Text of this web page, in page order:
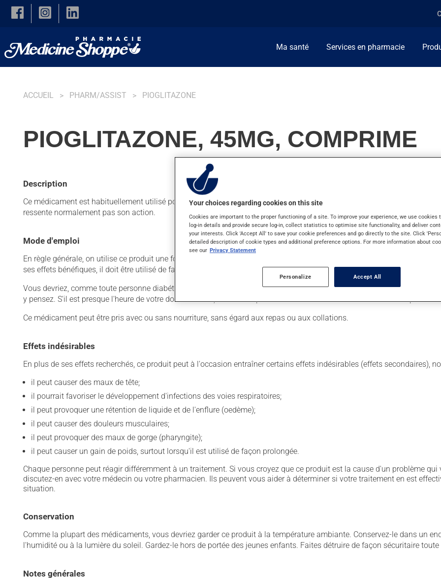
Skip to main content
Ma santé Services en pharmacie
ACCUEIL PHARM/ASSIST PIOGLITAZONE
PIOGLITAZONE, 45MG, COMPRIME
Description
Ce médicament est habituellement utilisé pour contrôler le taux de sucre dans le sang (glycémie) chez les personnes
ressente normalement pas son action.
Mode d'emploi
En règle générale, on utilise ce produit une fois par jour. Il est possible que votre pharmacien vous ait indiqué un
ses effets bénéfiques, il doit être utilisé de façon régulière et continue. Assurez-vous de ne jamais en manquer.
Vous devriez, comme toute personne diabétique, vérifier régulièrement votre glycémie à l'aide d'un appareil approprié. Si
y pensez. S'il est presque l'heure de votre dose suivante, laissez simplement tomber la dose oubliée. Ne doublez pas la
Ce médicament peut être pris avec ou sans nourriture, sans égard aux repas ou aux collations.
Effets indésirables
En plus de ses effets recherchés, ce produit peut à l'occasion entraîner certains effets indésirables (effets secondaires),
il peut causer des maux de tête;
il pourrait favoriser le développement d'infections des voies respiratoires;
il peut provoquer une rétention de liquide et de l'enflure (oedème);
il peut causer des douleurs musculaires;
il peut provoquer des maux de gorge (pharyngite);
il peut causer un gain de poids, surtout lorsqu'il est utilisé de façon prolongée.
Chaque personne peut réagir différemment à un traitement. Si vous croyez que ce produit est la cause d'un problème
discutez-en avec votre médecin ou votre pharmacien. Ils peuvent vous aider à déterminer si votre traitement en est
situation.
Conservation
Comme la plupart des médicaments, vous devriez garder ce produit à la température ambiante. Conservez-le dans un
l'humidité ou à la lumière du soleil. Gardez-le hors de portée des jeunes enfants. Faites détruire de façon sécuritaire
Notes générales
Your choices regarding cookies on this site
Cookies are important to the proper functioning of a site. To improve your experience, we use cookies
log-in details and provide secure log-in, collect statistics to optimise site functionality, and deliver
your interests. Click 'Accept All' to save your cookie preferences and go directly to the site. Click
detailed description of cookie types and additional preference options. For more information about
see our Privacy Statement
Personalize Accept All